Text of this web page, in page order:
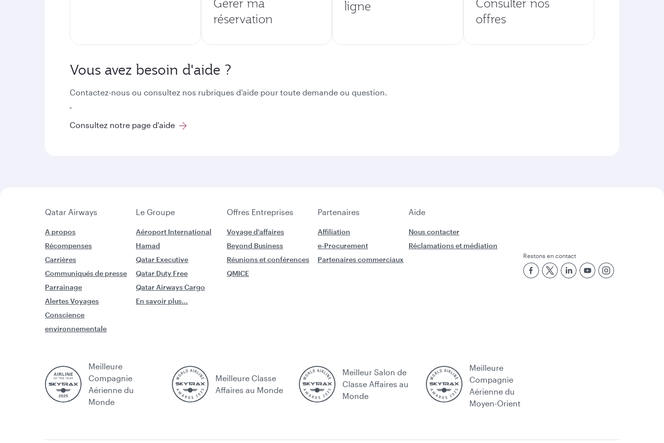
réservation
ligne
offres
Vous avez besoin d'aide ?
Contactez-nous ou consultez nos rubriques d'aide pour toute demande ou question.
Consultez notre page d'aide
Qatar Airways Le Groupe Offres Entreprises Partenaires Aide
A propos
Récompenses
Carrières
Communiqués de presse
Parrainage
Alertes Voyages
Conscience
environnementale
Aéroport International
Hamad
Qatar Executive
Qatar Duty Free
Qatar Airways Cargo
En savoir plus...
Voyage d'affaires
Beyond Business
Réunions et conférences
QMICE
Affiliation
e-Procurement
Partenaires commerciaux
Nous contacter
Réclamations et médiation
Restons en contact
Meilleure
Compagnie
Aérienne du
Monde
Meilleure Classe
Affaires au Monde
Meilleur Salon de
Classe Affaires au
Monde
Meilleure
Compagnie
Aérienne du
Moyen-Orient